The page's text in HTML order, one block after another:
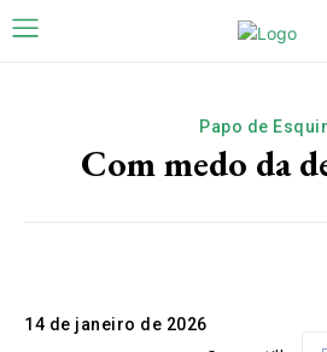
Papo de
Com medo da
14 de janeiro de 2026